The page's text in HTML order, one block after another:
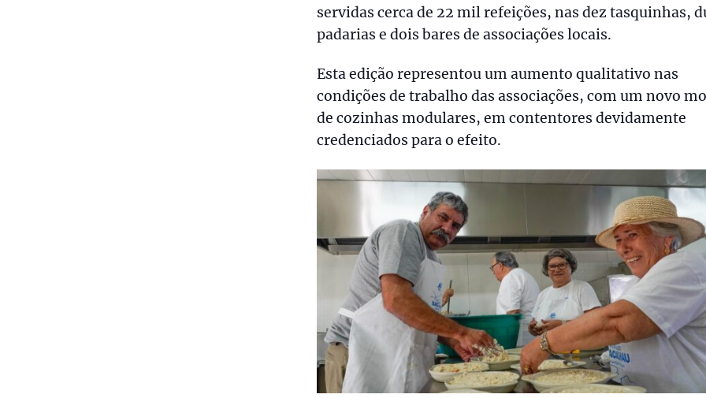
servidas cerca de 22 mil refeições, nas dez tasquinhas,
padarias e dois bares de associações locais.
Esta edição representou um aumento qualitativo nas
condições de trabalho das associações, com um novo
de cozinhas modulares, em contentores devidamente
credenciados para o efeito.